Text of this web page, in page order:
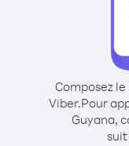
Composez
Viber.Pour
Guyana,
suit